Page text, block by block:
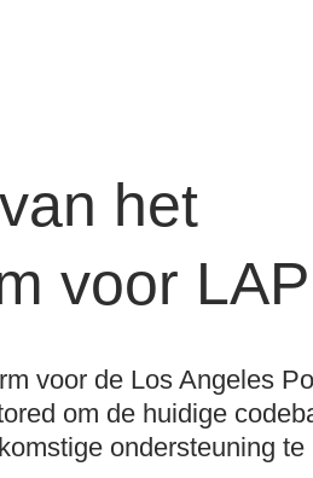
het
voor
voor de Los Angeles
om de huidige
ondersteuning te